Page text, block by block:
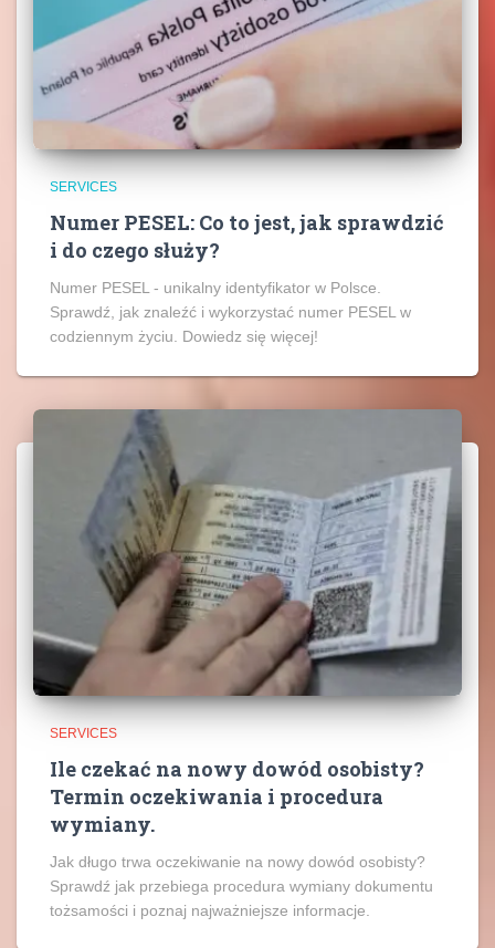
SERVICES
Numer PESEL: Co to jest, jak sprawdzić
i do czego służy?
Numer PESEL - unikalny identyfikator w Polsce.
Sprawdź, jak znaleźć i wykorzystać numer PESEL w
codziennym życiu. Dowiedz się więcej!
SERVICES
Ile czekać na nowy dowód osobisty?
Termin oczekiwania i procedura
wymiany.
Jak długo trwa oczekiwanie na nowy dowód osobisty?
Sprawdź jak przebiega procedura wymiany dokumentu
tożsamości i poznaj najważniejsze informacje.